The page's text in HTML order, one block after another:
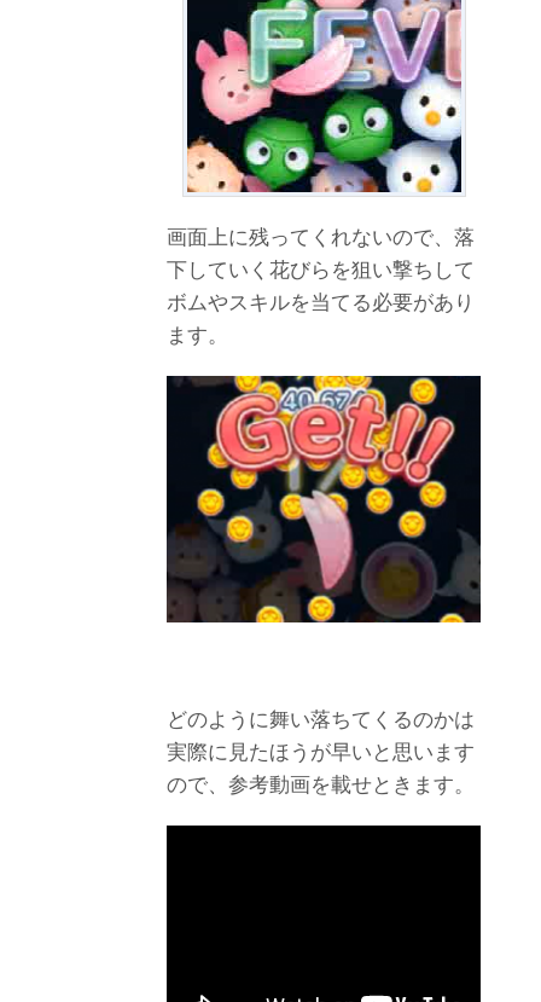
画面上に残ってくれないので、落
下していく花びらを狙い撃ちして
ボムやスキルを当てる必要があり
ます。
どのように舞い落ちてくるのかは
実際に見たほうが早いと思います
ので、参考動画を載せときます。